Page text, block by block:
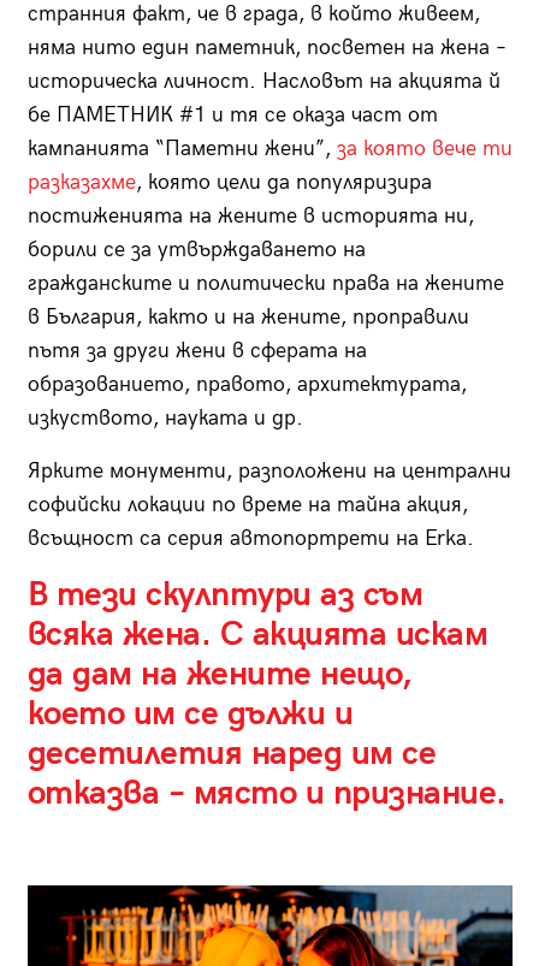
странния факт, че в града, в който живеем,
няма нито един паметник, посветен на жена –
историческа личност. Насловът на акцията й
бе ПАМЕТНИК #1 и тя се оказа част от
кампанията “Паметни жени”, за която вече ти
разказахме, която цели да популяризира
постиженията на жените в историята ни,
борили се за утвърждаването на
гражданските и политически права на жените
в България, както и на жените, проправили
пътя за други жени в сферата на
образованието, правото, архитектурата,
изкуството, науката и др.
Ярките монументи, разположени на централни
софийски локации по време на тайна акция,
всъщност са серия автопортрети на Erka.
В тези скулптури аз съм
всяка жена. С акцията искам
да дам на жените нещо,
което им се дължи и
десетилетия наред им се
отказва – място и признание.